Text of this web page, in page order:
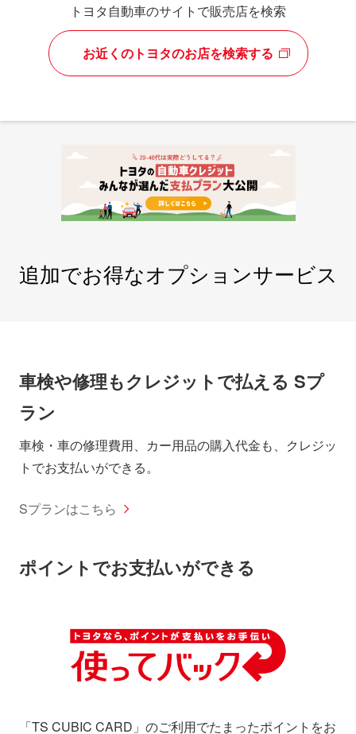
トヨタ自動車のサイトで販売店を検索
お近くのトヨタのお店を検索する
追加でお得なオプションサービス
車検や修理もクレジットで払える Sプ
ラン
車検・車の修理費用、カー用品の購入代金も、クレジッ
トでお支払いができる。
Sプランはこちら
ポイントでお支払いができる
「TS CUBIC CARD」のご利用でたまったポイントをお